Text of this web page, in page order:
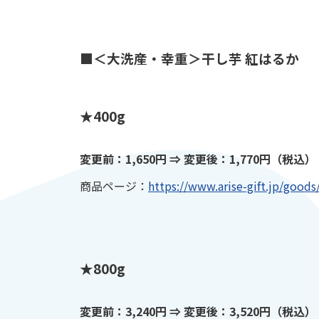
■＜大洗産・幸重＞干し芋 紅はるか
★400g
変更前：1,650円 ⇒ 変更後：1,770円（税込）
商品ページ： https://www.arise-gift.jp/
★800g
変更前：3,240円 ⇒ 変更後：3,520円（税込）